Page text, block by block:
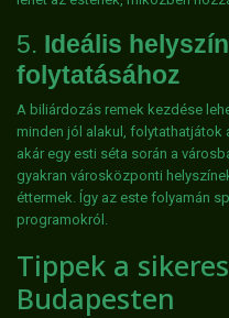
5. Ideális
folytatásához
A biliárdozás remek kezdése
minden jól alakul, folytathatjátok
akár egy esti séta során a
gyakran városközponti
éttermek. Így az este folyamán
programokról.
Tippek a
Budapesten